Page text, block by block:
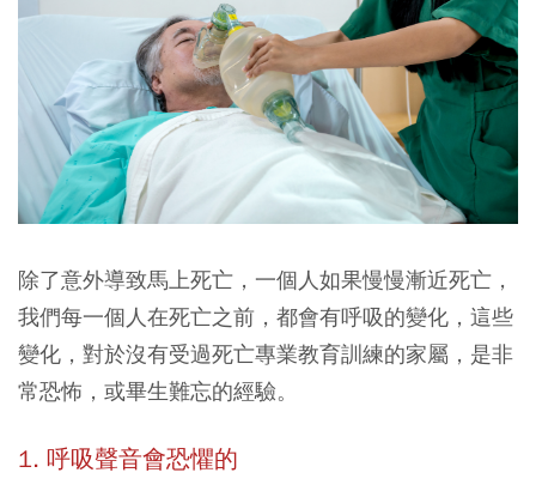
除了意外導致馬上死亡，一個人如果慢慢漸近死亡，
我們每一個人在死亡之前，都會有呼吸的變化，這些
變化，對於沒有受過死亡專業教育訓練的家屬，是非
常恐怖，或畢生難忘的經驗。
1. 呼吸聲音會恐懼的